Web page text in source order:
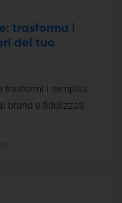
trasforma i
del tuo
trasformi i semplici
brand e fidelizzati